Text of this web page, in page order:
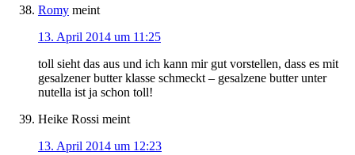
Romy meint
13. April 2014 um 11:25
toll sieht das aus und ich kann mir gut vorstellen, dass es mit
gesalzener butter klasse schmeckt – gesalzene butter unter
nutella ist ja schon toll!
Heike Rossi meint
13. April 2014 um 12:23